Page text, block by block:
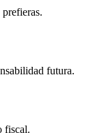
futura.
fiscal.